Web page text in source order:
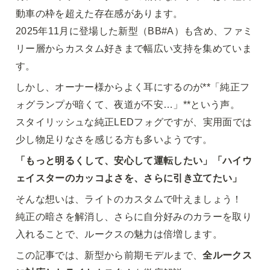
動車の枠を超えた存在感があります。
2025年11月に登場した新型（BB#A）も含め、ファミ
リー層からカスタム好きまで幅広い支持を集めていま
す。
しかし、オーナー様からよく耳にするのが**「純正フ
ォグランプが暗くて、夜道が不安…」**という声。
スタイリッシュな純正LEDフォグですが、実用面では
少し物足りなさを感じる方も多いようです。
「もっと明るくして、安心して運転したい」「ハイウ
ェイスターのカッコよさを、さらに引き立てたい」
そんな想いは、ライトのカスタムで叶えましょう！
純正の暗さを解消し、さらに自分好みのカラーを取り
入れることで、ルークスの魅力は倍増します。
この記事では、新型から前期モデルまで、全ルークス